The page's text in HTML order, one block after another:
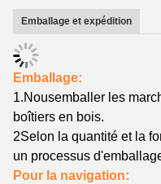
Emballage et expédition
Emballage:
1.Nousemballer les
boîtiers en bois.
2Selon la quantité et la
un processus
Pour la navigation: